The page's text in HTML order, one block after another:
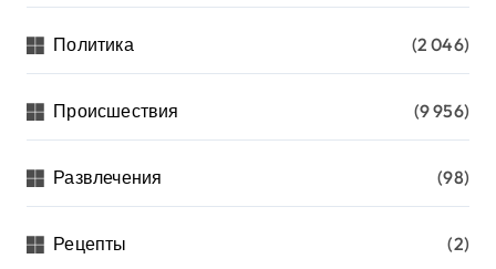
п
и
с
е
Политика (2 046)
Происшествия (9 956)
Развлечения (98)
Рецепты (2)